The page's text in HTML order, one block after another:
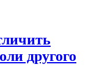
другого